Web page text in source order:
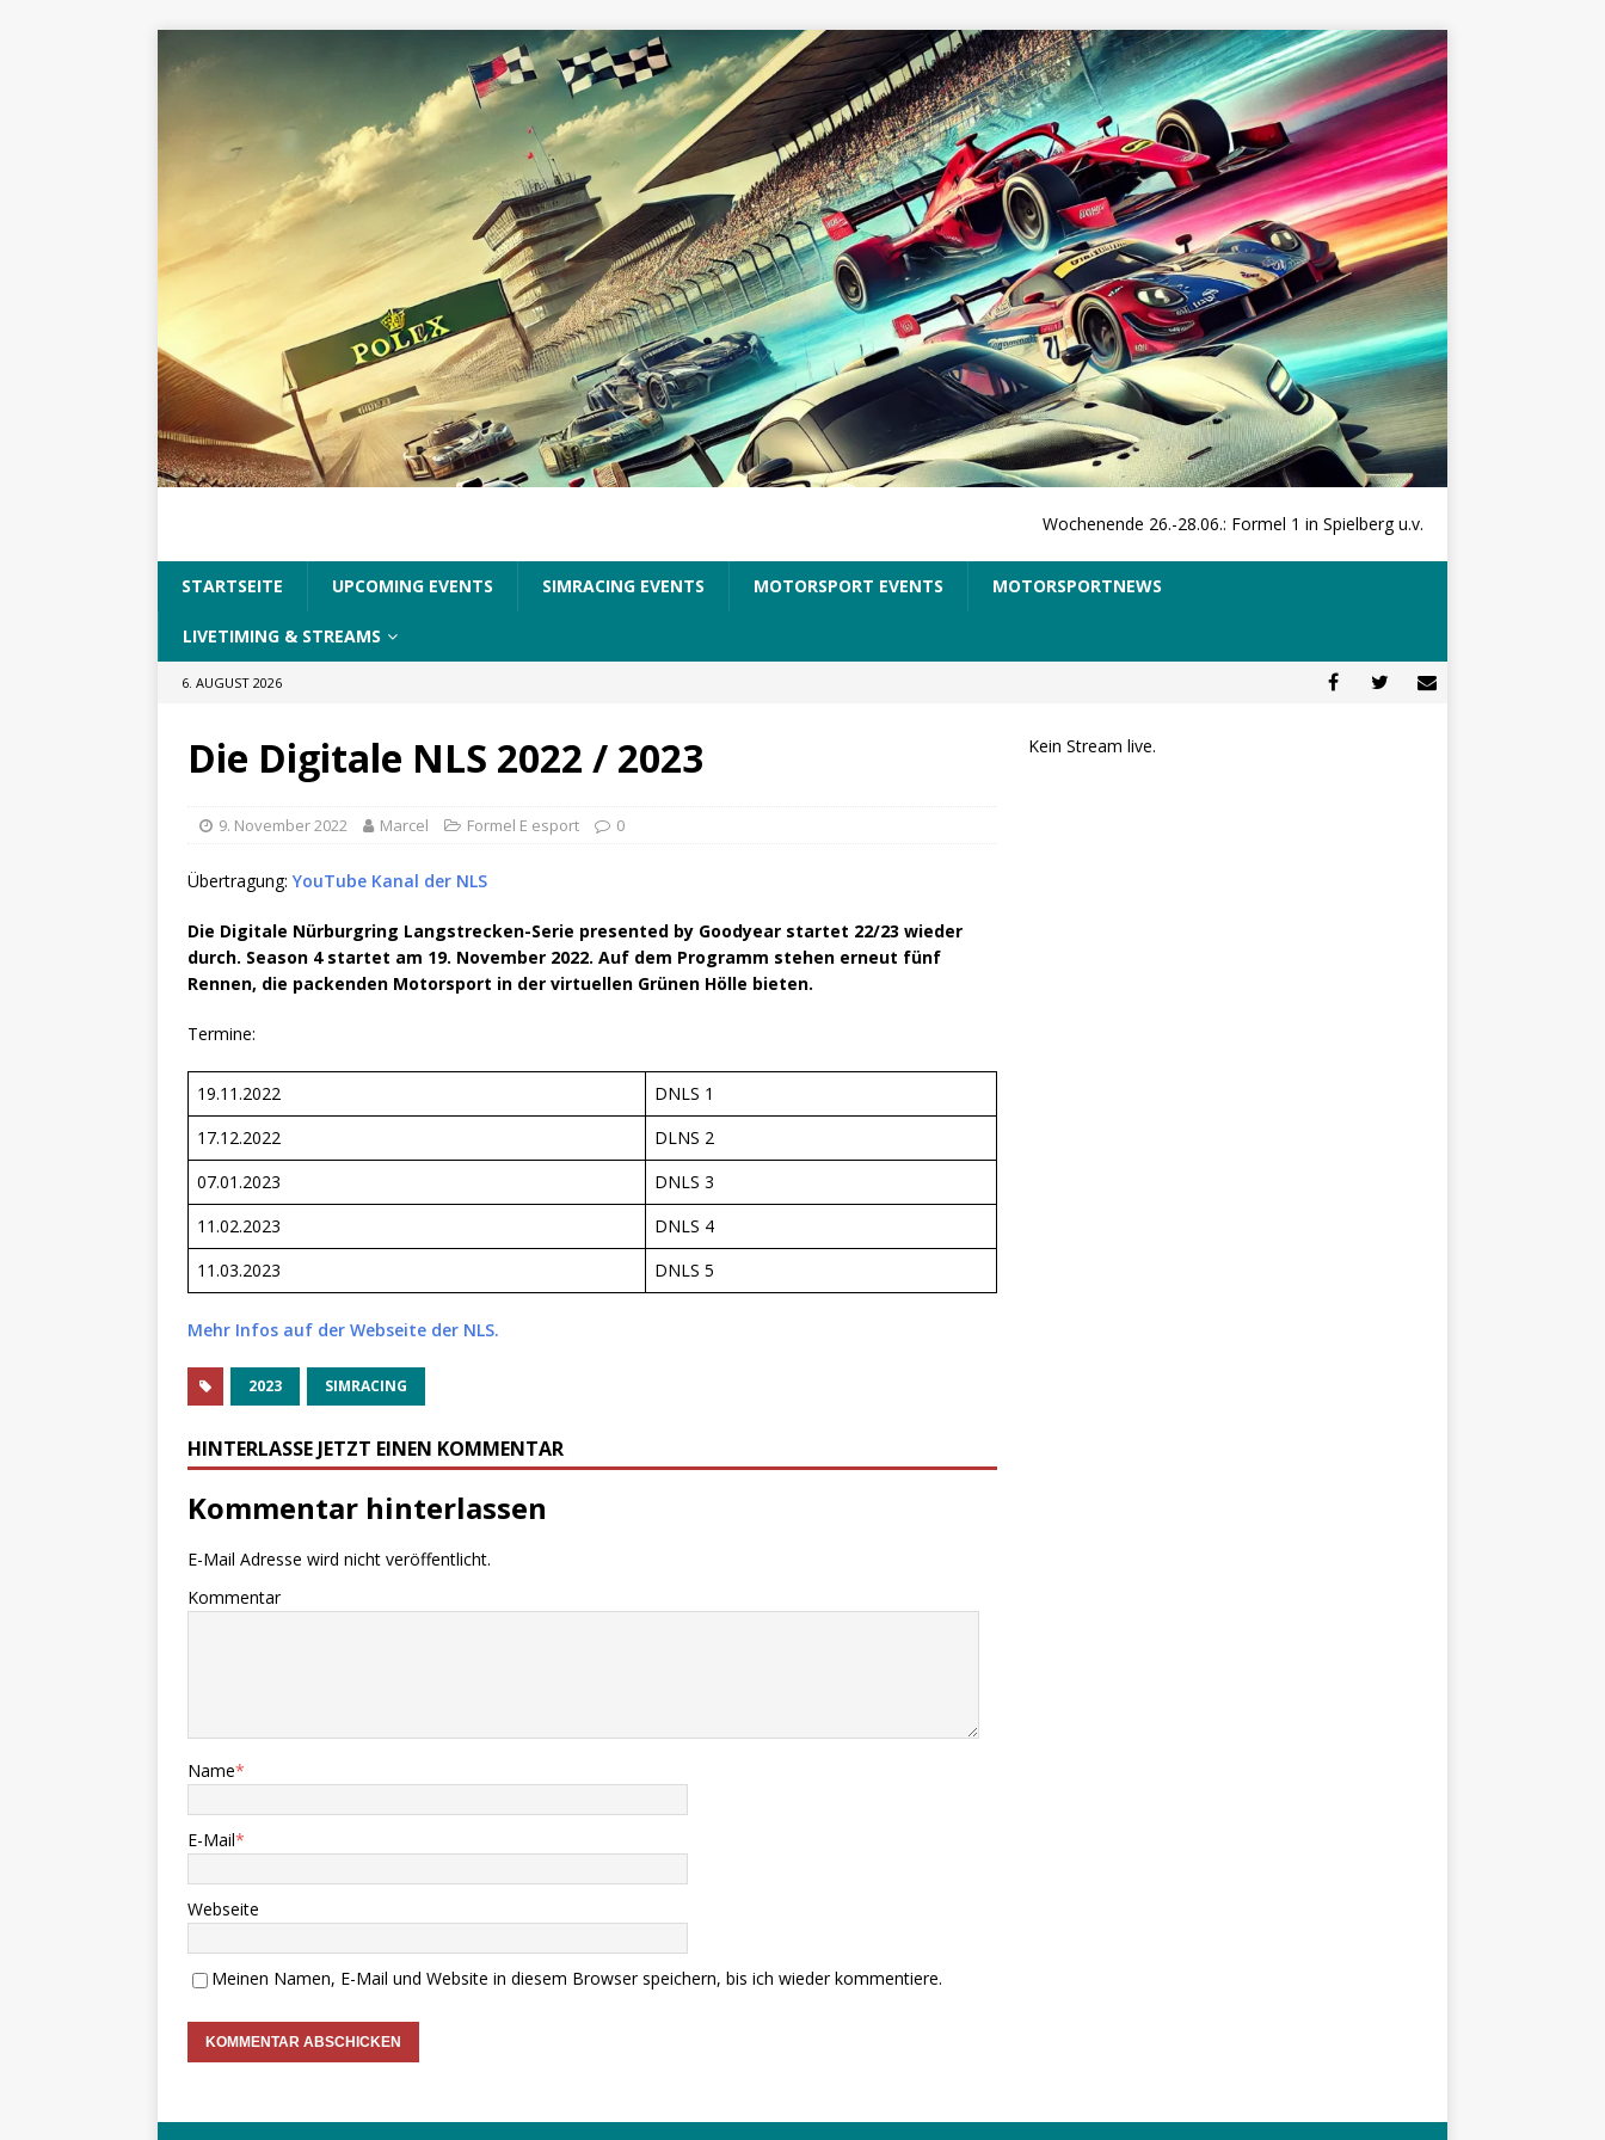
Wochenende 26.-28.06.: Formel 1 in Spielberg u.v.m.
STARTSEITE UPCOMING EVENTS SIMRACING EVENTS MOTORSPORT EVENTS MOTORSPORTNEWS
LIVETIMING & STREAMS
6. AUGUST 2026
Die Digitale NLS 2022 / 2023
9. November 2022 Marcel Formel E esport 0
Übertragung: YouTube Kanal der NLS
Die Digitale Nürburgring Langstrecken-Serie presented by Goodyear startet 22/23 wieder
durch. Season 4 startet am 19. November 2022. Auf dem Programm stehen erneut fünf
Rennen, die packenden Motorsport in der virtuellen Grünen Hölle bieten.
Termine:
19.11.2022
DNLS 1
17.12.2022
DLNS 2
07.01.2023
DNLS 3
11.02.2023
DNLS 4
11.03.2023
DNLS 5
Mehr Infos auf der Webseite der NLS.
2023 SIMRACING
HINTERLASSE JETZT EINEN KOMMENTAR
Kommentar hinterlassen
E-Mail Adresse wird nicht veröffentlicht.
Kommentar
Name*
E-Mail*
Webseite
Meinen Namen, E-Mail und Website in diesem Browser speichern, bis ich wieder kommentiere.
Kein Stream live.